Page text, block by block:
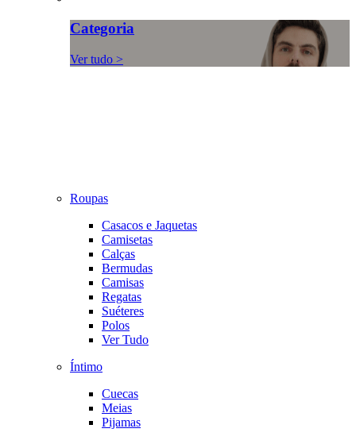
Categoria
Ver tudo >
Roupas
Casacos e Jaquetas
Camisetas
Calças
Bermudas
Camisas
Regatas
Suéteres
Polos
Ver Tudo
Íntimo
Cuecas
Meias
Pijamas